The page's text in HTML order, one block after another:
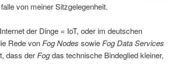
von meiner Sitzgelegenheit.
der Dinge = IoT, oder im deutschen
Rede vonFog Nodes sowieFog Data Services
dass derFogdas technische Bindeglied kleiner,